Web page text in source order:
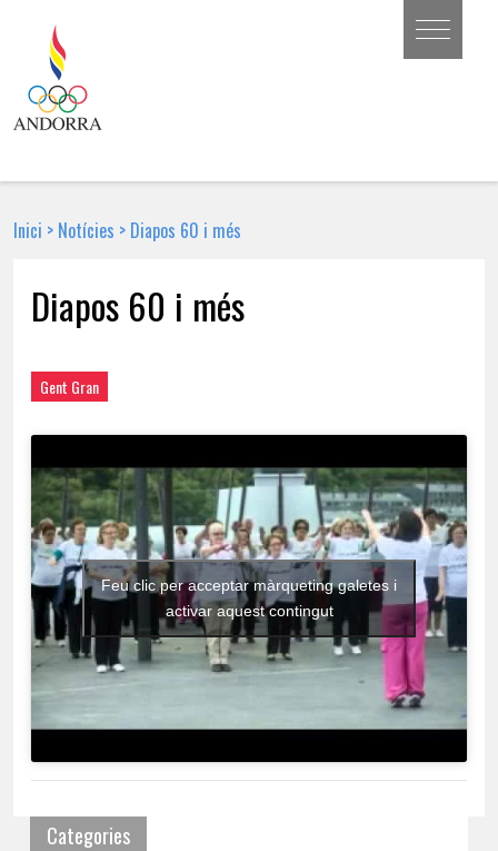
Inici > Notícies > Diapos 60 i més
Diapos 60 i més
Gent Gran
Feu clic per acceptar màrqueting galetes i
activar aquest contingut
Categories